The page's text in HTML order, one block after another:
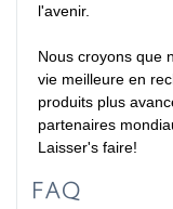
l'avenir.
Nous croyons que
vie meilleure en
produits plus
partenaires
Laisser's faire!
FAQ